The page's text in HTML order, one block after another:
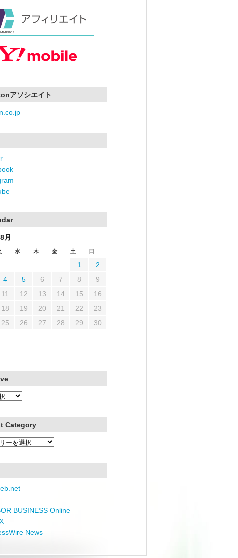
アソシエイト
月
水 木 金 土 日
1
2
4 5 6 7 8
9
11 12 13 14 15
16
18 19 20 21 22
23
25 26 27 28 29
30
Category
BUSINESS Online
News